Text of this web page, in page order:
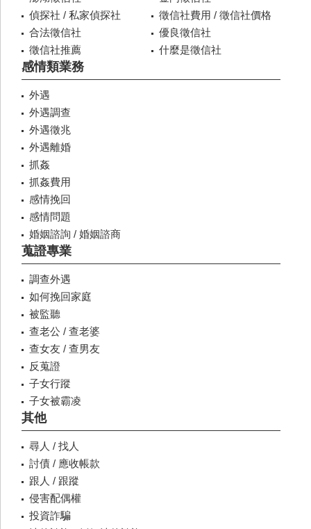
偵探社 / 私家偵探社
徵信社費用 / 徵信社價格
合法徵信社
優良徵信社
徵信社推薦
什麼是徵信社
感情類業務
外遇
外遇調查
外遇徵兆
外遇離婚
抓姦
抓姦費用
感情挽回
感情問題
婚姻諮詢 / 婚姻諮商
蒐證專業
調查外遇
如何挽回家庭
被監聽
查老公 / 查老婆
查女友 / 查男友
反蒐證
子女行蹤
子女被霸凌
其他
尋人 / 找人
討債 / 應收帳款
跟人 / 跟蹤
侵害配偶權
投資詐騙